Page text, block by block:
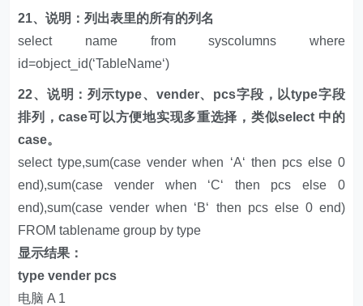
21、说明：列出表里的所有的列名
select name from syscolumns where
id=object_id(‘TableName‘)
22、说明：列示type、vender、pcs字段，以type字段
排列，case可以方便地实现多重选择，类似select 中的
case。
select type,sum(case vender when ‘A‘ then pcs else 0
end),sum(case vender when ‘C‘ then pcs else 0
end),sum(case vender when ‘B‘ then pcs else 0 end)
FROM tablename group by type
显示结果：
type vender pcs
电脑 A 1